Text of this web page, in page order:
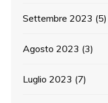
Settembre 2023 (5)
Agosto 2023 (3)
Luglio 2023 (7)